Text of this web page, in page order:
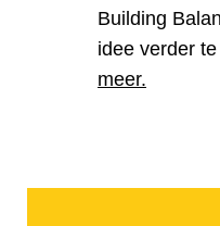
Building
idee verder
meer.